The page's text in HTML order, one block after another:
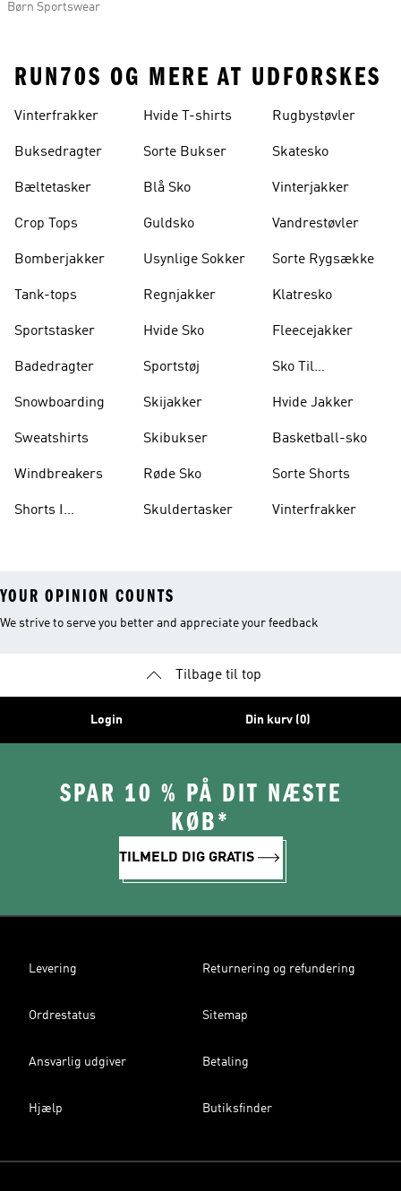
Børn Sportswear
RUN70S OG MERE AT UDFORSKES
Vinterfrakker
Buksedragter
Bæltetasker
Crop Tops
Bomberjakker
Tank-tops
Sportstasker
Badedragter
Snowboarding
Sweatshirts
Windbreakers
Shorts I
Hvide T-shirts
Sorte Bukser
Blå Sko
Guldsko
Usynlige Sokker
Regnjakker
Hvide Sko
Sportstøj
Skijakker
Skibukser
Røde Sko
Skuldertasker
Rugbystøvler
Skatesko
Vinterjakker
Vandrestøvler
Sorte Rygsække
Klatresko
Fleecejakker
Sko Til
Hvide Jakker
Basketball-sko
Sorte Shorts
Vinterfrakker
YOUR OPINION COUNTS
We strive to serve you better and appreciate your feedback
Tilbage til top
Login Din kurv (0)
SPAR 10 % PÅ DIT NÆSTE
KØB*
TILMELD DIG GRATIS
Levering Returnering og refundering
Ordrestatus Sitemap
Ansvarlig udgiver Betaling
Hjælp Butiksfinder